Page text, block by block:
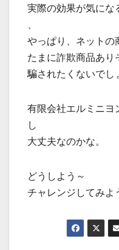
実際の効果が気にな
、
やっぱり、ネットの
たまに詐欺商品あり
騙されたくないでし
有限会社エルミニヨ
し
大丈夫なのかな。
どうしよう～
チャレンジしてみよ